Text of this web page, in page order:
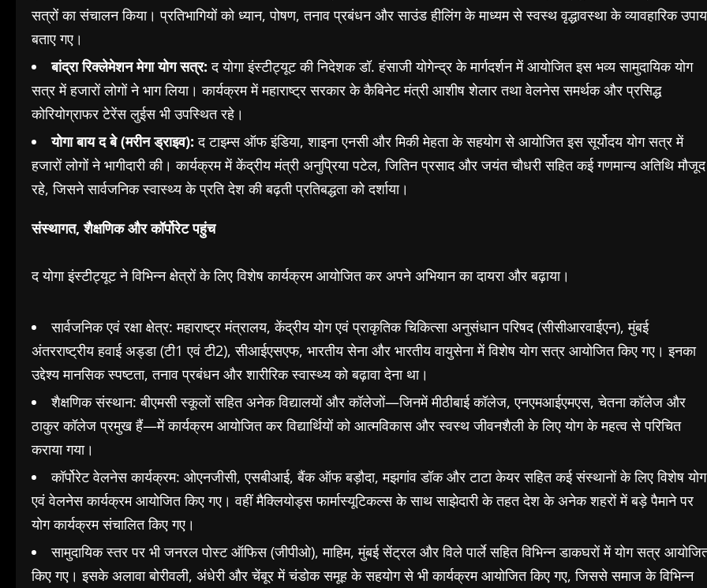
सत्रों का संचालन किया। प्रतिभागियों को ध्यान, पोषण, तनाव प्रबंधन और साउंड हीलिंग के माध्यम से स्वस्थ वृद्धावस्था के व्यावहारिक उपाय
बताए गए।
बांद्रा रिक्लेमेशन मेगा योग सत्र:द योगा इंस्टीट्यूट की निदेशक डॉ. हंसाजी योगेन्द्र के मार्गदर्शन में आयोजित इस भव्य सामुदायिक योग
सत्र में हजारों लोगों ने भाग लिया। कार्यक्रम में महाराष्ट्र सरकार के कैबिनेट मंत्री आशीष शेलार तथा वेलनेस समर्थक और प्रसिद्ध
कोरियोग्राफर टेरेंस लुईस भी उपस्थित रहे।
योगा बाय द बे (मरीन ड्राइव): द टाइम्स ऑफ इंडिया, शाइना एनसी और मिकी मेहता के सहयोग से आयोजित इस सूर्योदय योग सत्र में
हजारों लोगों ने भागीदारी की। कार्यक्रम में केंद्रीय मंत्री अनुप्रिया पटेल, जितिन प्रसाद और जयंत चौधरी सहित कई गणमान्य अतिथि मौजूद
रहे, जिसने सार्वजनिक स्वास्थ्य के प्रति देश की बढ़ती प्रतिबद्धता को दर्शाया।
संस्थागत, शैक्षणिक और कॉर्पोरेट पहुंच
द योगा इंस्टीट्यूट ने विभिन्न क्षेत्रों के लिए विशेष कार्यक्रम आयोजित कर अपने अभियान का दायरा और बढ़ाया।
सार्वजनिक एवं रक्षा क्षेत्र: महाराष्ट्र मंत्रालय, केंद्रीय योग एवं प्राकृतिक चिकित्सा अनुसंधान परिषद (सीसीआरवाईएन), मुंबई
अंतरराष्ट्रीय हवाई अड्डा (टी1 एवं टी2), सीआईएसएफ, भारतीय सेना और भारतीय वायुसेना में विशेष योग सत्र आयोजित किए गए। इनका
उद्देश्य मानसिक स्पष्टता, तनाव प्रबंधन और शारीरिक स्वास्थ्य को बढ़ावा देना था।
शैक्षणिक संस्थान: बीएमसी स्कूलों सहित अनेक विद्यालयों और कॉलेजों—जिनमें मीठीबाई कॉलेज, एनएमआईएमएस, चेतना कॉलेज और
ठाकुर कॉलेज प्रमुख हैं—में कार्यक्रम आयोजित कर विद्यार्थियों को आत्मविकास और स्वस्थ जीवनशैली के लिए योग के महत्व से परिचित
कराया गया।
कॉर्पोरेट वेलनेस कार्यक्रम: ओएनजीसी, एसबीआई, बैंक ऑफ बड़ौदा, मझगांव डॉक और टाटा केयर सहित कई संस्थानों के लिए विशेष योग
एवं वेलनेस कार्यक्रम आयोजित किए गए। वहीं मैक्लियोड्स फार्मास्यूटिकल्स के साथ साझेदारी के तहत देश के अनेक शहरों में बड़े पैमाने पर
योग कार्यक्रम संचालित किए गए।
सामुदायिक स्तर पर भी जनरल पोस्ट ऑफिस (जीपीओ), माहिम, मुंबई सेंट्रल और विले पार्ले सहित विभिन्न डाकघरों में योग सत्र
किए गए। इसके अलावा बोरीवली, अंधेरी और चेंबूर में चंडोक समूह के सहयोग से भी कार्यक्रम आयोजित किए गए, जिससे समाज के विभिन्न